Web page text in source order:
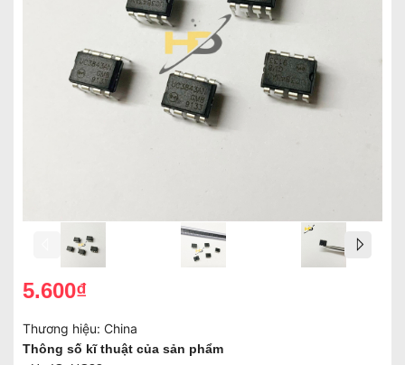
5.600₫
Thương hiệu: China
Thông số kĩ thuật của sản phẩm